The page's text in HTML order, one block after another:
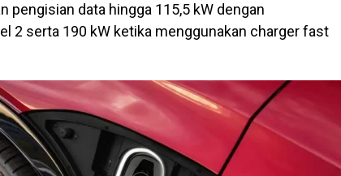
pengisian data hingga 115,5 kW dengan
2 serta 190 kW ketika menggunakan charger fast